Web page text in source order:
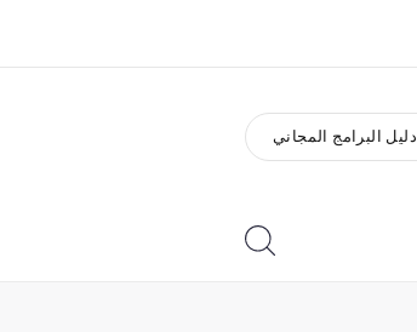
وظائف
دليل البرامج المجاني